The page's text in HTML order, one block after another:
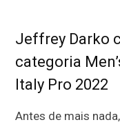
Jeffrey Darko
categoria
Italy Pro 2022
Antes de mais